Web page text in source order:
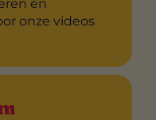
én
onze videos